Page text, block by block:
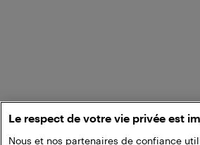
Le respect de votre vie privée est
Nous et nos partenaires de confiance